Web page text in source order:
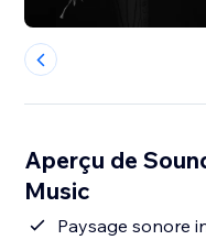
Aperçu de
Music
Paysage sonore